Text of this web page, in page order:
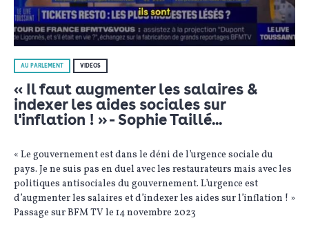
AU PARLEMENT VIDÉOS
« Il faut augmenter les salaires &
indexer les aides sociales sur
l'inflation ! » - Sophie Taillé...
« Le gouvernement est dans le déni de l’urgence sociale du
pays. Je ne suis pas en duel avec les restaurateurs mais avec les
politiques antisociales du gouvernement. L’urgence est
d’augmenter les salaires et d’indexer les aides sur l’inflation ! »
Passage sur BFM TV le 14 novembre 2023